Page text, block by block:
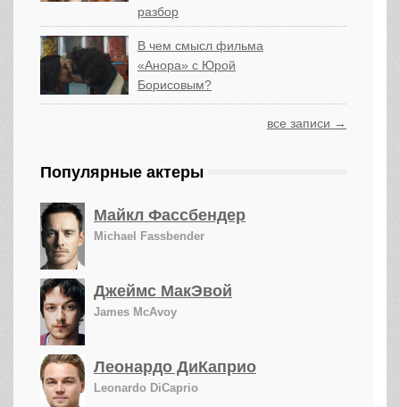
разбор
В чем смысл фильма
«Анора» с Юрой
Борисовым?
все записи →
Популярные актеры
Майкл Фассбендер
Michael Fassbender
Джеймс МакЭвой
James McAvoy
Леонардо ДиКаприо
Leonardo DiCaprio